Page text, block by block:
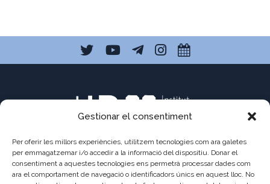
Gestionar el consentiment
Per oferir les millors experiències, utilitzem tecnologies com ara galetes
per emmagatzemar i/o accedir a la informació del dispositiu. Donar el
consentiment a aquestes tecnologies ens permetrà processar dades com
ara el comportament de navegació o identificadors únics en aquest lloc. No
C/ Pau Claris 121